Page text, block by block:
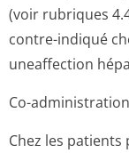
(voir rubriques 4.4
contre-indiqué
uneaffection
Co-
Chez les